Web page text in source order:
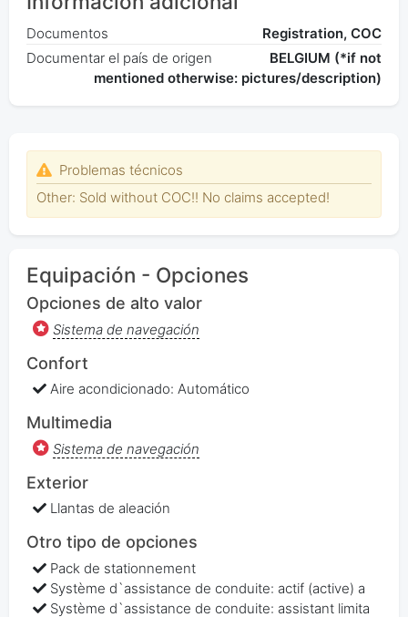
Documentos
Registration, COC
Documentar el país de origen
BELGIUM (*if not
mentioned otherwise: pictures/description)
Problemas técnicos
Other: Sold without COC!! No claims accepted!
Equipación - Opciones
Opciones de alto valor
Sistema de navegación
Confort
Aire acondicionado: Automático
Multimedia
Sistema de navegación
Exterior
Llantas de aleación
Otro tipo de opciones
Pack de stationnement
Système d`assistance de conduite: actif (active) a
Système d`assistance de conduite: assistant limita